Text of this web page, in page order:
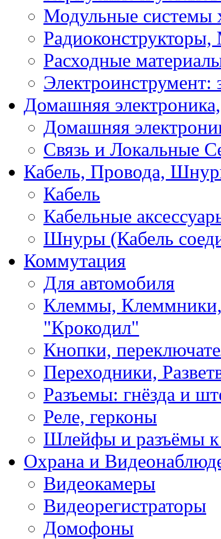
Модульные системы
Расходные
Электроинструмент:
Домашняя
Домашняя
Связь и Локальные
Кабель, Провода,
Кабель
Кабельные
Шнуры (Кабель
Коммутация
Для автомобиля
Клеммы,
"Крокодил"
Кнопки,
Переходники,
Разъемы: гнёзда и
Реле, герконы
Шлейфы и разъёмы
Охрана и
Видеокамеры
Видеорегистраторы
Домофоны